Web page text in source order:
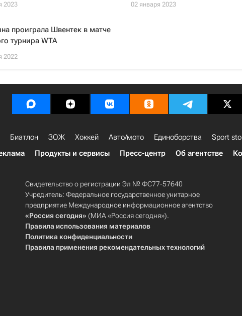
2023 02 января 2023
проиграла Швентек в матче
турнира WTA
2022
Биатлон ЗОЖ Хоккей Авто/мото Единоборства Sport
Продукты и сервисы Пресс-центр Об агентстве
Свидетельство о регистрации Эл № ФС77-57640
Учредитель: Федеральное государственное унитарное
предприятие Международное информационное агентство
«Россия сегодня» (МИА «Россия сегодня»).
Правила использования материалов
Политика конфиденциальности
Правила применения рекомендательных технологий